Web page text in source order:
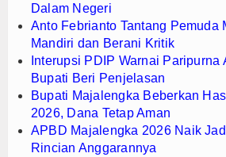
Dalam Negeri
Anto Febrianto Tantang Pemuda
Mandiri dan Berani Kritik
Interupsi PDIP Warnai Paripurna
Bupati Beri Penjelasan
Bupati Majalengka Beberkan
2026, Dana Tetap Aman
APBD Majalengka 2026 Naik
Rincian Anggarannya